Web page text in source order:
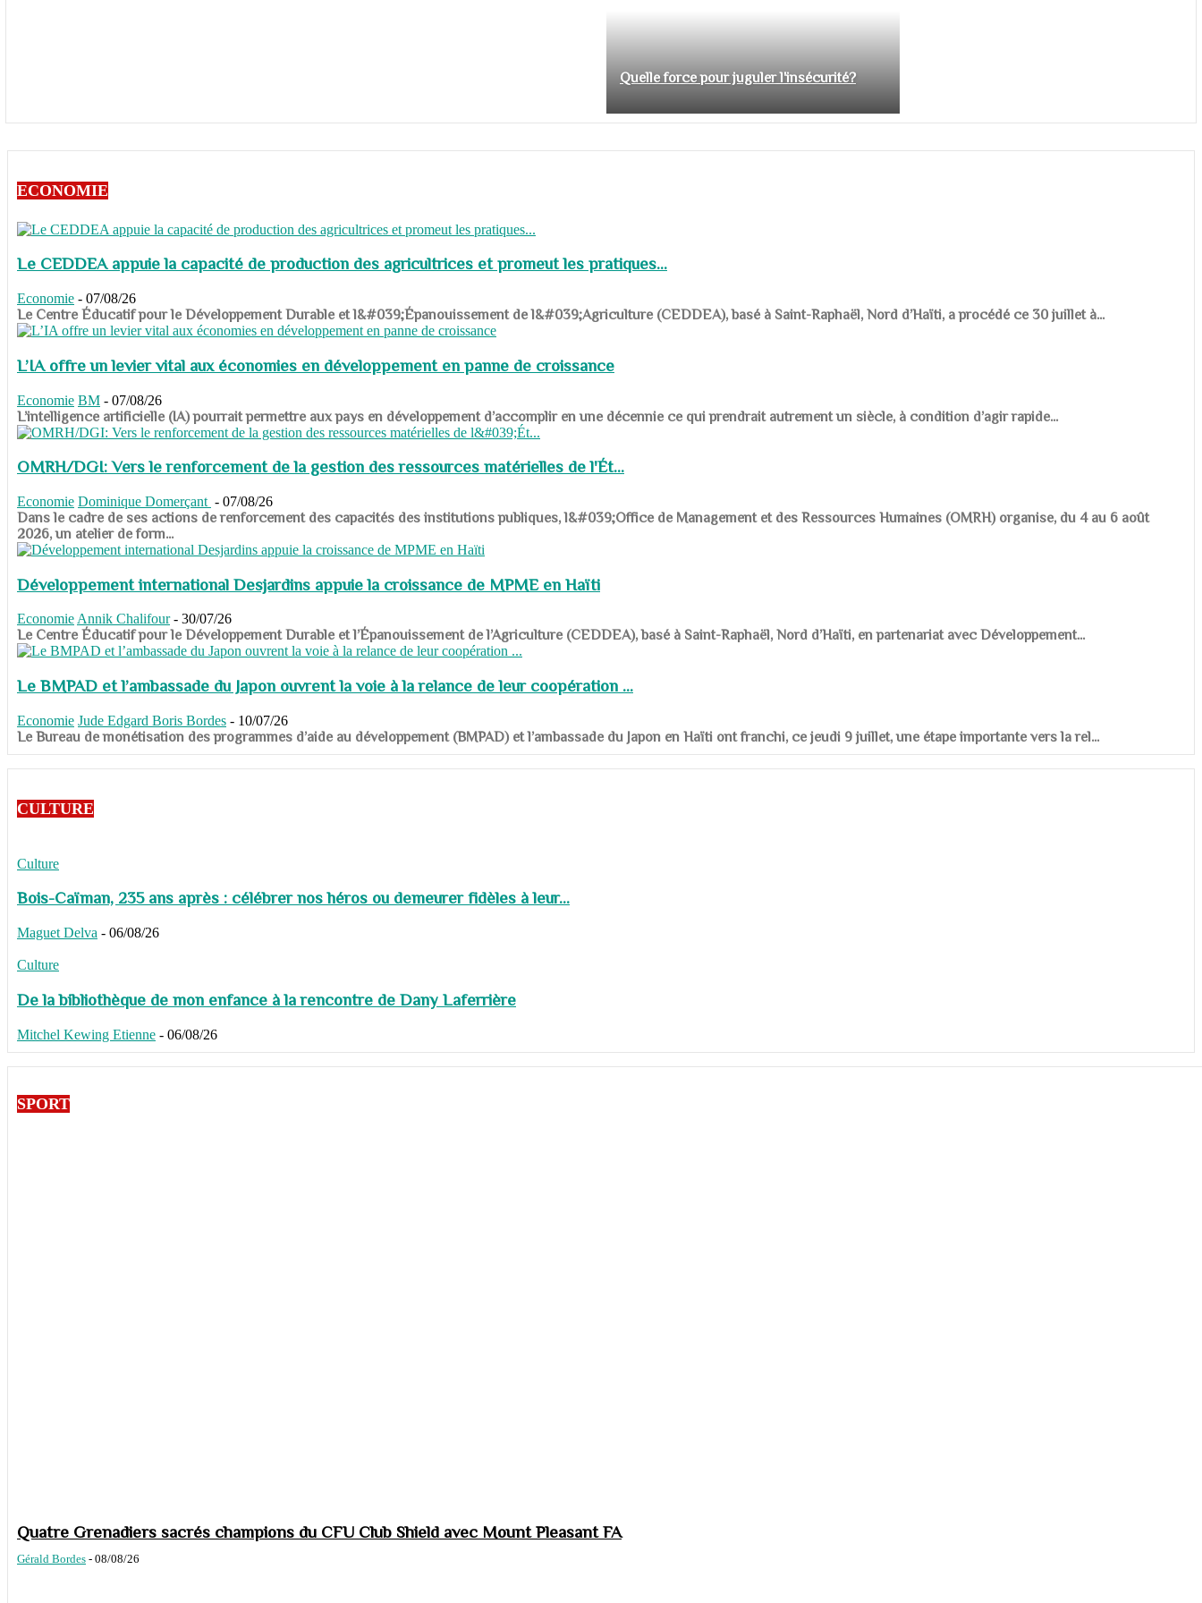
Quelle force pour juguler l'insécurité?
ECONOMIE
Le CEDDEA appuie la capacité de production des agricultrices et promeut les pratiques...
Economie - 07/08/26
​​​​​​​Le Centre Éducatif pour le Développement Durable et l&#039;Épanouissement de l&#039;Agriculture (CEDDEA), basé à Saint-Raphaël, Nord d’Haïti, a procédé ce 30 juillet à...
L’IA offre un levier vital aux économies en développement en panne de croissance
Economie BM - 07/08/26
​​​​​​​L’intelligence artificielle (IA) pourrait permettre aux pays en développement d’accomplir en une décennie ce qui prendrait autrement un siècle, à condition d’agir rapide...
OMRH/DGI: Vers le renforcement de la gestion des ressources matérielles de l'Ét...
Economie Dominique Domerçant - 07/08/26
Dans le cadre de ses actions de renforcement des capacités des institutions publiques, l&#039;Office de Management et des Ressources Humaines (OMRH) organise, du 4 au 6 août
2026, un atelier de form...
Développement international Desjardins appuie la croissance de MPME en Haïti
Economie Annik Chalifour - 30/07/26
​​​​​​​Le Centre Éducatif pour le Développement Durable et l’Épanouissement de l’Agriculture (CEDDEA), basé à Saint-Raphaël, Nord d’Haïti, en partenariat avec Développement...
Le BMPAD et l’ambassade du Japon ouvrent la voie à la relance de leur coopération ...
Economie Jude Edgard Boris Bordes - 10/07/26
​​​​​​​Le Bureau de monétisation des programmes d’aide au développement (BMPAD) et l’ambassade du Japon en Haïti ont franchi, ce jeudi 9 juillet, une étape importante vers la rel...
CULTURE
Culture
Bois-Caïman, 235 ans après : célébrer nos héros ou demeurer fidèles à leur...
Maguet Delva - 06/08/26
Culture
De la bibliothèque de mon enfance à la rencontre de Dany Laferrière
Mitchel Kewing Etienne - 06/08/26
SPORT
Quatre Grenadiers sacrés champions du CFU Club Shield avec Mount Pleasant FA
Gérald Bordes - 08/08/26